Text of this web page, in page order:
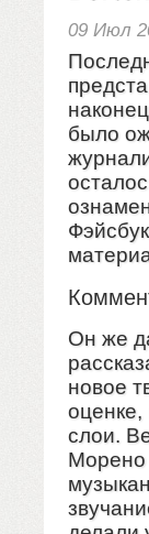
09 Июл
было
Он же
новое
оценке,
слои.
Морено